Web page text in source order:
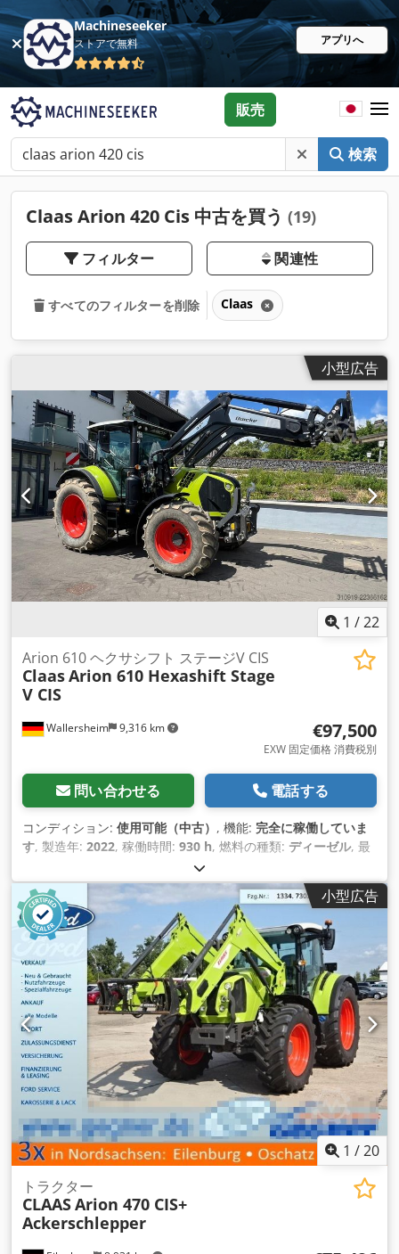
Machineseeker
ストアで無料 アプリへ
検索
販売
Claas Arion 420 Cis 中古を買う (19)
フィルター 関連性
すべてのフィルターを削除 Claas
小型広告
1 /22
Wallersheim 9,316 km
Arion 610 ヘクサシフト ステージV CIS
ClaasArion 610 Hexashift Stage
V CIS
€97,500
EXW 固定価格 消費税別
問い合わせる 電話する
コンディション: 使用可能（中古） , 機能: 完全に稼働していま
す, 製造年: 2022, 稼働時間: 930 h, 燃料の種類: ディーゼル, 最
小型広告
1 /20
トラクター
CLAASArion 470 CIS+
Ackerschlepper